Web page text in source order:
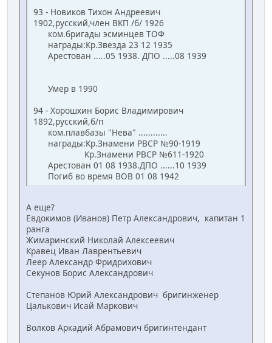
93 - Новиков Тихон Андреевич
1902,русский,член ВКП /б/ 1926
ком.бригады эсминцев ТОФ
награды:Кр.Звезда 23 12 1935
Арестован .....05 1938. ДПО .....08 1939
Умер в 1990
94 - Хорошхин Борис Владимирович
1892,русский,б/п
ком.плавбазы "Нева" ............
награды:Кр.Знамени РВСР №90-1919
Кр.Знамени РВСР №611-1920
Арестован 01 08 1938.ДПО ......10 1939
Погиб во время ВОВ 01 08 1942
А еще?
Евдокимов (Иванов) Петр Александрович, капитан 1
ранга
Жимаринский Николай Алексеевич
Кравец Иван Лаврентьевич
Леер Александр Фридрихович
Секунов Борис Александрович
Степанов Юрий Александрович бригинженер
Цалькович Исай Маркович
Волков Аркадий Абрамович бригинтендант